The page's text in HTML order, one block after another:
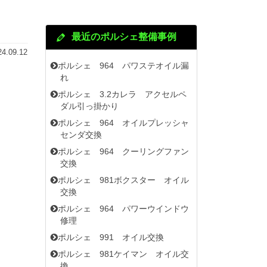
最近のポルシェ整備事例
ポルシェ 964 パワステオイル漏
れ
ポルシェ 3.2カレラ アクセルペ
ダル引っ掛かり
ポルシェ 964 オイルプレッシャ
センダ交換
ポルシェ 964 クーリングファン
交換
ポルシェ 981ボクスター オイル
交換
ポルシェ 964 パワーウインドウ
修理
ポルシェ 991 オイル交換
ポルシェ 981ケイマン オイル交